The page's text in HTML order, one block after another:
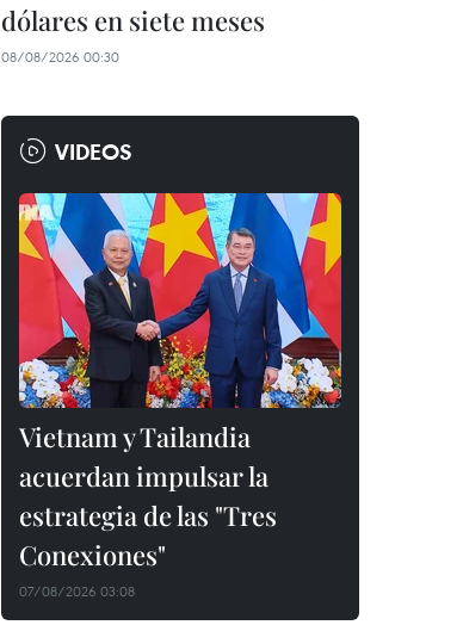
dólares en siete meses
08/08/2026 00:30
VIDEOS
Vietnam y Tailandia
acuerdan impulsar la
estrategia de las "Tres
Conexiones"
07/08/2026 03:08